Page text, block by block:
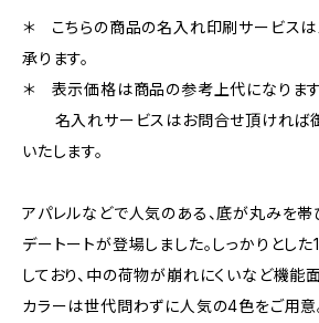
＊ こちらの商品の名入れ印刷サービス
承ります。
＊ 表示価格は商品の参考上代になります
名入れサービスはお問合せ頂ければ
いたします。
アパレルなどで人気のある、底が丸みを帯
デートートが登場しました。しっかりとし
しており、中の荷物が崩れにくいなど機能
カラーは世代問わずに人気の4色をご用意